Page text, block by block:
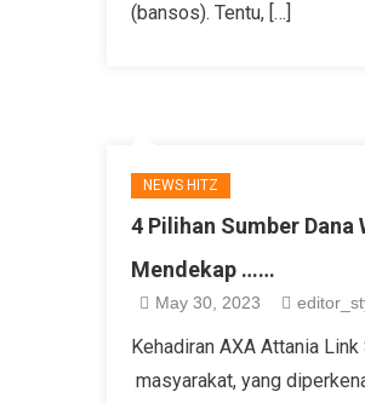
(bansos). Tentu, […]
NEWS HITZ
4 Pilihan Sumber Dana
Mendekap ……
May 30, 2023
Kehadiran AXA Attania
masyarakat, yang